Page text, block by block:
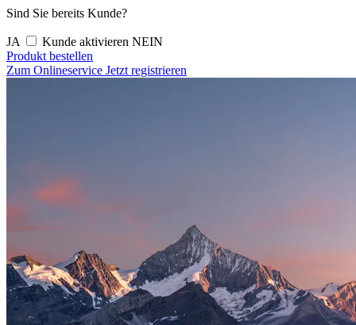
Sind Sie bereits Kunde?
JA Kunde aktivieren NEIN
Produkt bestellen
Zum Onlineservice Jetzt registrieren